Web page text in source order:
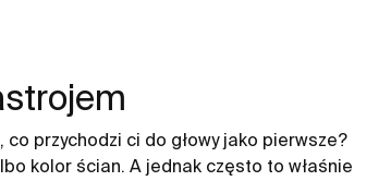
co przychodzi ci do głowy jako pierwsze?
kolor ścian. A jednak często to właśnie